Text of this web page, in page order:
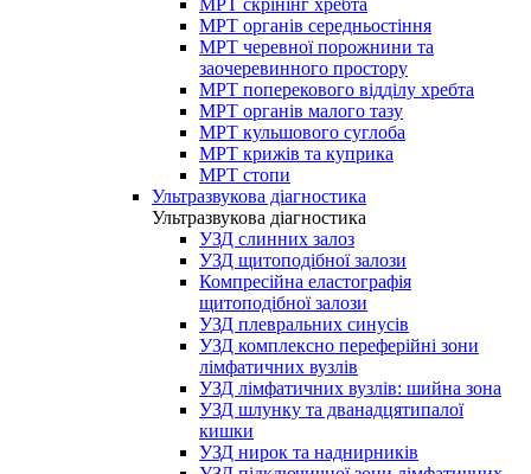
МРТ скрінінг хребта
МРТ органів середньостіння
МРТ черевної порожнини та
заочеревинного простору
МРТ поперекового відділу хребта
МРТ органів малого тазу
МРТ кульшового суглоба
МРТ крижів та куприка
МРТ стопи
Ультразвукова діагностика
Ультразвукова діагностика
УЗД слинних залоз
УЗД щитоподібної залози
Компресійна еластографія
щитоподібної залози
УЗД плевральних синусів
УЗД комплексно переферійні зони
лімфатичних вузлів
УЗД лімфатичних вузлів: шийна зона
УЗД шлунку та дванадцятипалої
кишки
УЗД нирок та наднирників